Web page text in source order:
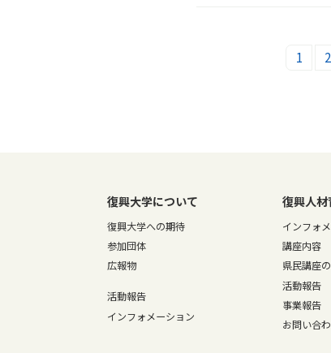
1 2
復興大学について
復興大学への期待
参加団体
広報物
活動報告
インフォメーション
復興人
インフォ
講座内容
県民講座
活動報告
事業報告
お問い合